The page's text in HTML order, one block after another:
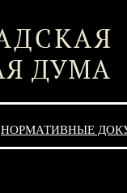
НОРМАТИВНЫЕ